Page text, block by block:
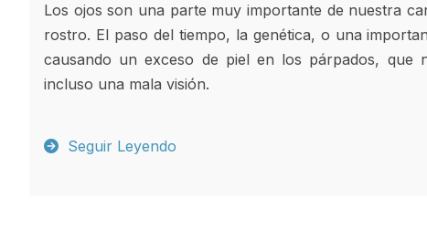
Los ojos son una parte muy importante de nuestra
rostro. El paso del tiempo, la genética, o una
causando un exceso de piel en los párpados, que
incluso una mala visión.
Seguir Leyendo